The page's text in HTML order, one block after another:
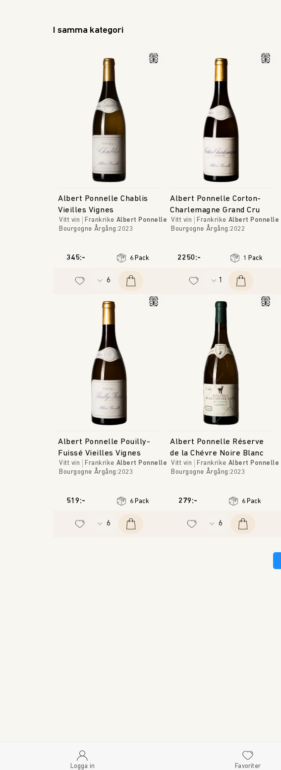
I samma kategori
Albert Ponnelle Chablis
Vieilles Vignes
Vitt vin Frankrike Albert Ponnelle
Bourgogne Årgång:2023
345:- 6 Pack
Albert Ponnelle Corton-
Charlemagne Grand Cru
Vitt vin Frankrike Albert Ponnelle
Bourgogne Årgång:2022
2250:- 1 Pack
Albert Ponnelle Pouilly-
Fuissé Vieilles Vignes
Vitt vin Frankrike Albert Ponnelle
Bourgogne Årgång:2023
519:- 6 Pack
Albert Ponnelle Réserve
de la Chévre Noire Blanc
Vitt vin Frankrike Albert Ponnelle
Bourgogne Årgång:2023
279:- 6 Pack
Logga in Favoriter